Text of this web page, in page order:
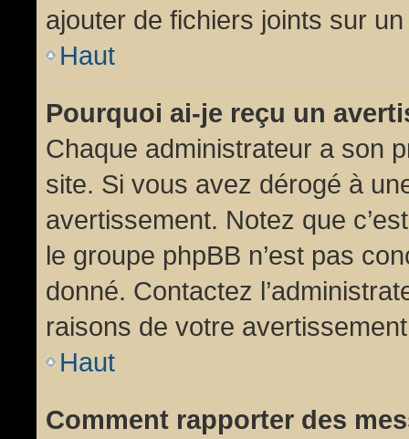
ajouter de fichiers joints sur
Haut
Pourquoi ai-je reçu un
Chaque administrateur a son
site. Si vous avez dérogé à
avertissement. Notez que
le groupe phpBB n’est pas
donné. Contactez
raisons de votre
Haut
Comment rapporter des